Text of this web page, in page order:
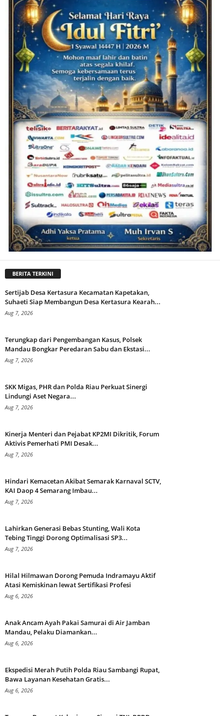
BERITA TERKINI
Sertijab Desa Kertasura Kecamatan Kapetakan,
Suhaeti Siap Membangun Desa Kertasura Kearah...
Aug 7, 2026
Terungkap dari Pengembangan Kasus, Polsek
Mandau Bongkar Peredaran Sabu dan Ekstasi...
Aug 7, 2026
SKK Migas, PHR dan Polda Riau Perkuat Sinergi
Lindungi Aset Negara...
Aug 7, 2026
Kinerja Menteri dan Pejabat KP2MI Dikritik, Forum
Aktivis Pemerhati PMI Desak...
Aug 7, 2026
Hindari Kemacetan Akibat Semarak Karnaval SCTV,
KAI Daop 4 Semarang Imbau...
Aug 7, 2026
Lahirkan Generasi Bebas Stunting, Wali Kota
Tebing Tinggi Dorong Optimalisasi SP3...
Aug 7, 2026
Hilal Hilmawan Dorong Pemuda Indramayu Aktif
Atasi Kemiskinan lewat Sertifikasi Profesi
Aug 6, 2026
Anak Ancam Ayah Pakai Samurai di Air Jamban
Mandau, Pelaku Diamankan...
Aug 6, 2026
Ekspedisi Merah Putih Polda Riau Sambangi Rupat,
Bawa Layanan Kesehatan Gratis...
Aug 6, 2026